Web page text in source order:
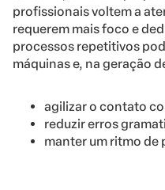
profissionais voltem a
requerem mais foco e
processos repetitivos
máquinas e, na geração
agilizar o contato
reduzir erros
manter um ritmo de